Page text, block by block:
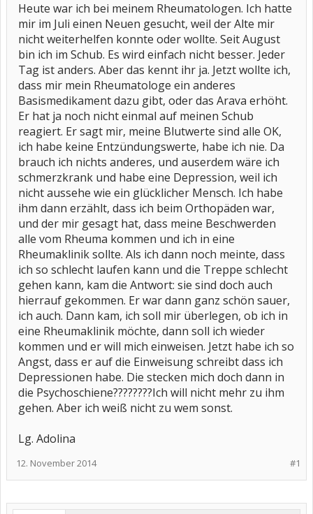
Heute war ich bei meinem Rheumatologen. Ich hatte
mir im Juli einen Neuen gesucht, weil der Alte mir
nicht weiterhelfen konnte oder wollte. Seit August
bin ich im Schub. Es wird einfach nicht besser. Jeder
Tag ist anders. Aber das kennt ihr ja. Jetzt wollte ich,
dass mir mein Rheumatologe ein anderes
Basismedikament dazu gibt, oder das Arava erhöht.
Er hat ja noch nicht einmal auf meinen Schub
reagiert. Er sagt mir, meine Blutwerte sind alle OK,
ich habe keine Entzündungswerte, habe ich nie. Da
brauch ich nichts anderes, und auserdem wäre ich
schmerzkrank und habe eine Depression, weil ich
nicht aussehe wie ein glücklicher Mensch. Ich habe
ihm dann erzählt, dass ich beim Orthopäden war,
und der mir gesagt hat, dass meine Beschwerden
alle vom Rheuma kommen und ich in eine
Rheumaklinik sollte. Als ich dann noch meinte, dass
ich so schlecht laufen kann und die Treppe schlecht
gehen kann, kam die Antwort: sie sind doch auch
hierrauf gekommen. Er war dann ganz schön sauer,
ich auch. Dann kam, ich soll mir überlegen, ob ich in
eine Rheumaklinik möchte, dann soll ich wieder
kommen und er will mich einweisen. Jetzt habe ich so
Angst, dass er auf die Einweisung schreibt dass ich
Depressionen habe. Die stecken mich doch dann in
die Psychoschiene????????Ich will nicht mehr zu ihm
gehen. Aber ich weiß nicht zu wem sonst.
Lg. Adolina
#1
12. November 2014